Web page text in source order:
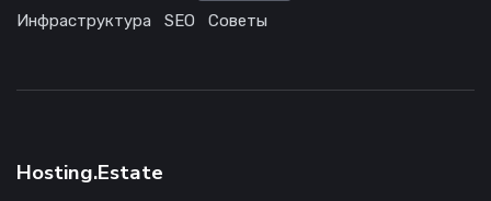
Инфраструктура
SEO Советы
Hosting.Estate